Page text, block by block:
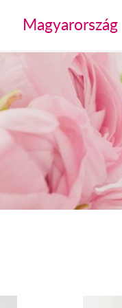
Magyarország